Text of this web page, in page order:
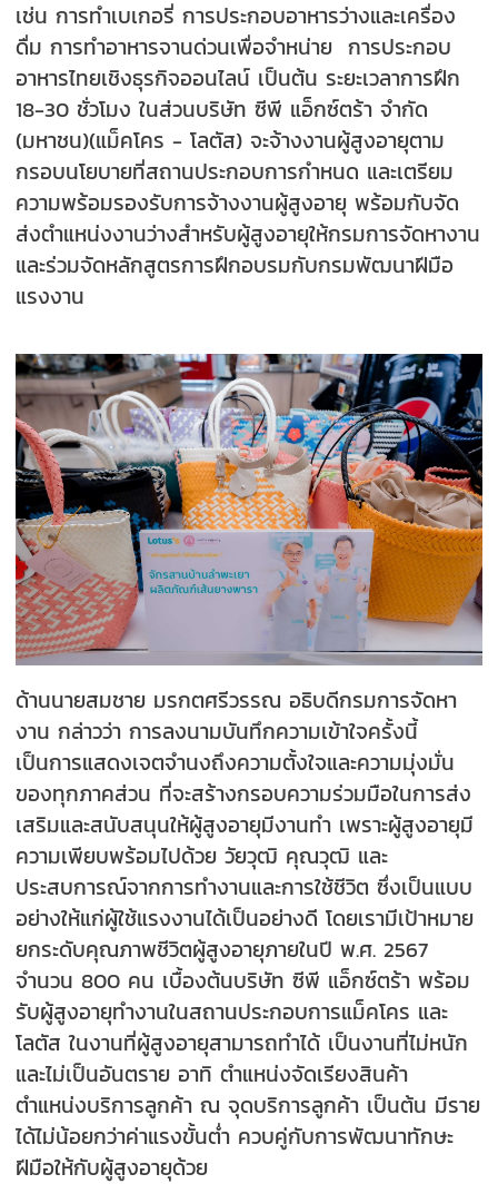
เช่น การทำเบเกอรี่ การประกอบอาหารว่างและเครื่อง
ดื่ม การทำอาหารจานด่วนเพื่อจำหน่าย การประกอบ
อาหารไทยเชิงธุรกิจออนไลน์ เป็นต้น ระยะเวลาการฝึก
18-30 ชั่วโมง ในส่วนบริษัท ซีพี แอ็กซ์ตร้า จำกัด
(มหาชน)(แม็คโคร - โลตัส) จะจ้างงานผู้สูงอายุตาม
กรอบนโยบายที่สถานประกอบการกำหนด และเตรียม
ความพร้อมรองรับการจ้างงานผู้สูงอายุ พร้อมกับจัด
ส่งตำแหน่งงานว่างสำหรับผู้สูงอายุให้กรมการจัดหางาน
และร่วมจัดหลักสูตรการฝึกอบรมกับกรมพัฒนาฝีมือ
แรงงาน
ด้านนายสมชาย มรกตศรีวรรณ อธิบดีกรมการจัดหา
งาน กล่าวว่า การลงนามบันทึกความเข้าใจครั้งนี้
เป็นการแสดงเจตจำนงถึงความตั้งใจและความมุ่งมั่น
ของทุกภาคส่วน ที่จะสร้างกรอบความร่วมมือในการส่ง
เสริมและสนับสนุนให้ผู้สูงอายุมีงานทำ เพราะผู้สูงอายุมี
ความเพียบพร้อมไปด้วย วัยวุฒิ คุณวุฒิ และ
ประสบการณ์จากการทำงานและการใช้ชีวิต ซึ่งเป็นแบบ
อย่างให้แก่ผู้ใช้แรงงานได้เป็นอย่างดี โดยเรามีเป้าหมาย
ยกระดับคุณภาพชีวิตผู้สูงอายุภายในปี พ.ศ. 2567
จำนวน 800 คน เบื้องต้นบริษัท ซีพี แอ็กซ์ตร้า พร้อม
รับผู้สูงอายุทำงานในสถานประกอบการแม็คโคร และ
โลตัส ในงานที่ผู้สูงอายุสามารถทำได้ เป็นงานที่ไม่หนัก
และไม่เป็นอันตราย อาทิ ตำแหน่งจัดเรียงสินค้า
ตำแหน่งบริการลูกค้า ณ จุดบริการลูกค้า เป็นต้น มีราย
ได้ไม่น้อยกว่าค่าแรงขั้นต่ำ ควบคู่กับการพัฒนาทักษะ
ฝีมือให้กับผู้สูงอายุด้วย